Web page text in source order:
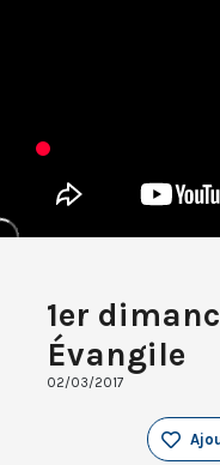
1er
Évangile
02/03/2017